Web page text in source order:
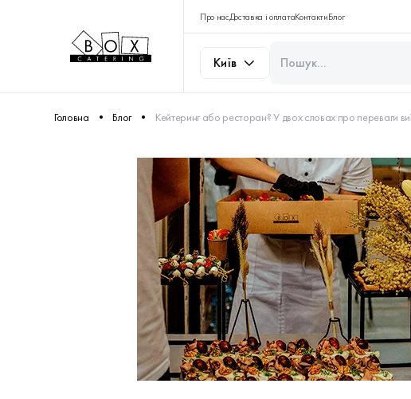
Про насДоставка і оплатаКонтактиБлог
Київ
Головна Блог Кейтеринг або ресторан? У двох словах про переваги